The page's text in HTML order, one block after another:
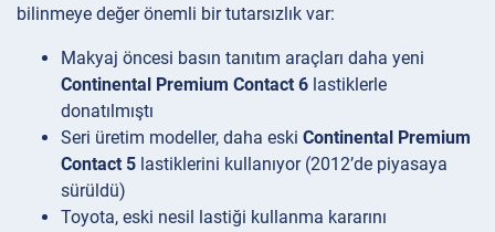
bilinmeye değer önemli bir tutarsızlık var:
Makyaj öncesi basın tanıtım araçları daha yeni
Continental Premium Contact 6 lastiklerle
donatılmıştı
Seri üretim modeller, daha eski Continental Premium
Contact 5 lastiklerini kullanıyor (2012’de piyasaya
sürüldü)
Toyota, eski nesil lastiği kullanma kararını